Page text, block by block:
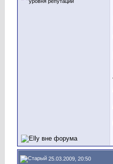
25.03.2009, 20:50